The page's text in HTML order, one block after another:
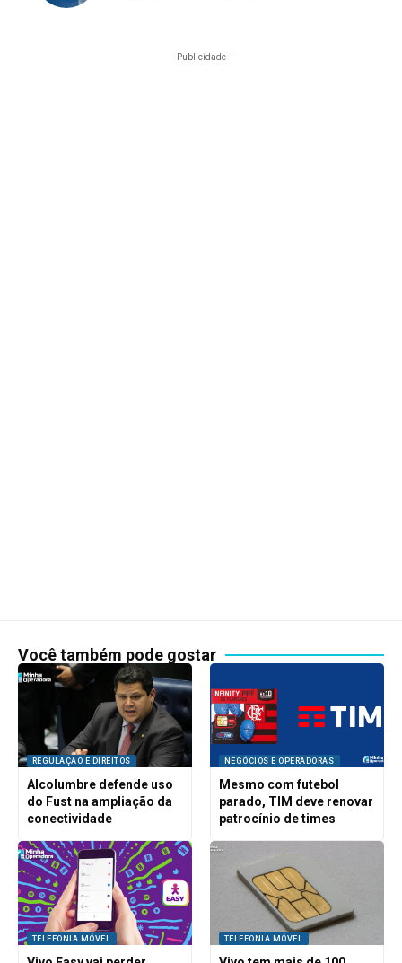
- Publicidade -
Você também pode gostar
REGULAÇÃO E DIREITOS
Alcolumbre defende uso
do Fust na ampliação da
conectividade
NEGÓCIOS E OPERADORAS
Mesmo com futebol
parado, TIM deve renovar
patrocínio de times
TELEFONIA MÓVEL TELEFONIA MÓVEL